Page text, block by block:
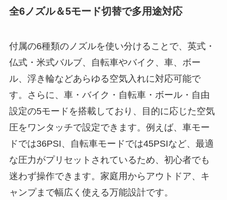
全6ノズル＆5モード切替で多用途対応
付属の6種類のノズルを使い分けることで、英式・
仏式・米式バルブ、自転車やバイク、車、ボー
ル、浮き輪などあらゆる空気入れに対応可能で
す。さらに、車・バイク・自転車・ボール・自由
設定の5モードを搭載しており、目的に応じた空気
圧をワンタッチで設定できます。例えば、車モー
ドでは36PSI、自転車モードでは45PSIなど、最適
な圧力がプリセットされているため、初心者でも
迷わず操作できます。家庭用からアウトドア、キ
ャンプまで幅広く使える万能設計です。